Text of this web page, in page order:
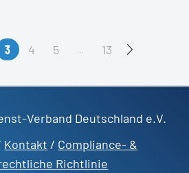
3 4 5 13
Verband Deutschland e.V.
Kontakt / Compliance- &
Richtlinie